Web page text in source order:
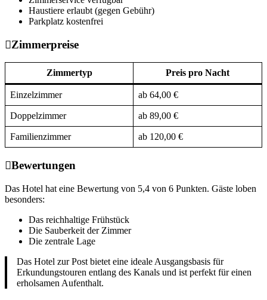
Haustiere erlaubt (gegen Gebühr)
Parkplatz kostenfrei
Zimmerpreise
Zimmertyp Preis pro Nacht
Einzelzimmer ab 64,00 €
Doppelzimmer ab 89,00 €
Familienzimmer ab 120,00 €
Bewertungen
Das Hotel hat eine Bewertung von 5,4 von 6 Punkten. Gäste loben
besonders:
Das reichhaltige Frühstück
Die Sauberkeit der Zimmer
Die zentrale Lage
Das Hotel zur Post bietet eine ideale Ausgangsbasis für
Erkundungstouren entlang des Kanals und ist perfekt für einen
erholsamen Aufenthalt.